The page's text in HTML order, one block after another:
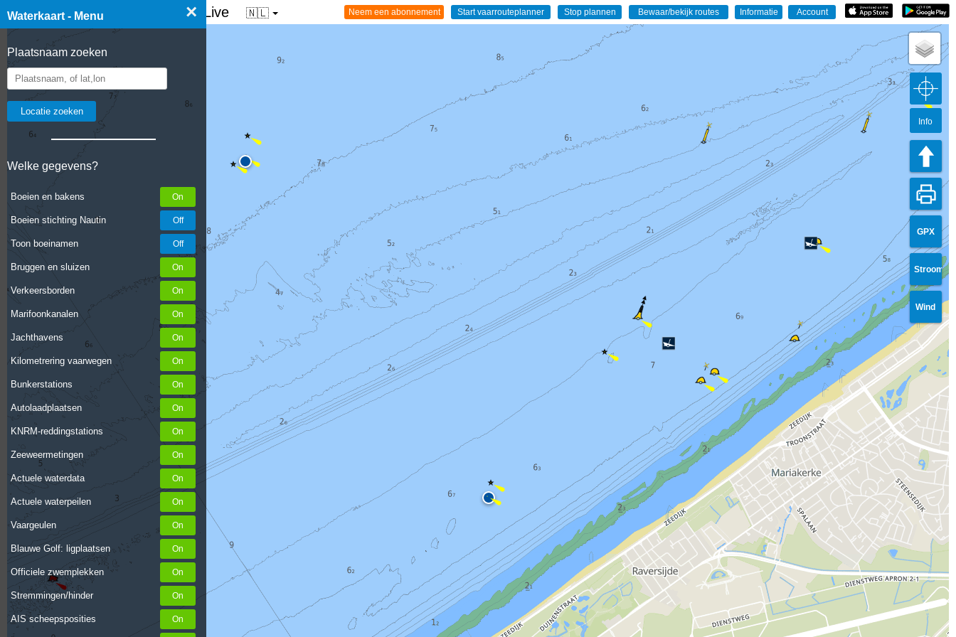
Waterkaart - Menu ×
Plaatsnaam zoeken
Welke gegevens?
Boeien en bakens
Boeien stichting Nautin
Toon boeinamen
Bruggen en sluizen
Verkeersborden
Marifoonkanalen
Jachthavens
Kilometrering vaarwegen
Bunkerstations
Autolaadplaatsen
KNRM-reddingstations
Zeeweermetingen
Actuele waterdata
Actuele waterpeilen
Vaargeulen
Blauwe Golf: ligplaatsen
Officiele zwemplekken
Stremmingen/hinder
AIS scheepsposities
☰ Waterkaart van Nederland - Live 🇳🇱
GPX
Stroom
Wind
Info